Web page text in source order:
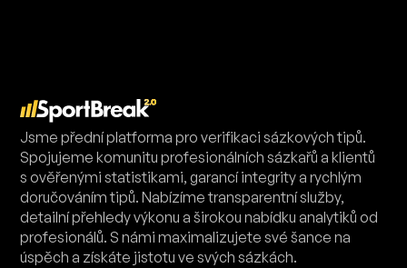
Jsme přední platforma pro verifikaci sázkových tipů.
Spojujeme komunitu profesionálních sázkařů a klientů
s ověřenými statistikami, garancí integrity a rychlým
doručováním tipů. Nabízíme transparentní služby,
detailní přehledy výkonu a širokou nabídku analytiků od
profesionálů. S námi maximalizujete své šance na
úspěch a získáte jistotu ve svých sázkách.